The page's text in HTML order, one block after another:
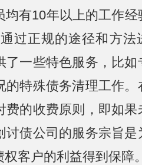
有10年以上的工作经
过正规的途径和方法
一些特色服务，比如
特殊债务清理工作。
的收费原则，即如果
讨债公司的服务宗旨是
客户的利益得到保障。